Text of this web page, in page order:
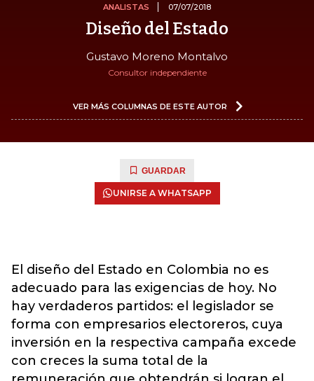
ANALISTAS 07/07/2018
Diseño del Estado
Gustavo Moreno Montalvo
Consultor independiente
VER MÁS COLUMNAS DE ESTE AUTOR
GUARDAR
UNIRSE A WHATSAPP
El diseño del Estado en Colombia no es
adecuado para las exigencias de hoy. No
hay verdaderos partidos: el legislador se
forma con empresarios electoreros, cuya
inversión en la respectiva campaña excede
con creces la suma total de la